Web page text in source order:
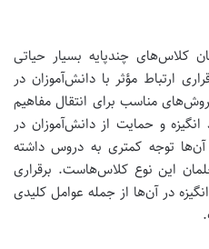
کلاس‌های چندپایه بسیار حیاتی
ارتباط مؤثر با دانش‌آموزان در
مناسب برای انتقال مفاهیم
انگیزه و حمایت از دانش‌آموزان در
توجه کمتری به دروس داشته
این نوع کلاس‌هاست. برقراری
در آن‌ها از جمله عوامل کلیدی